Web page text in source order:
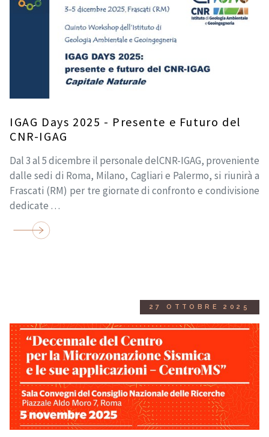
IGAG Days 2025 - Presente e Futuro del
CNR-IGAG
Dal 3 al 5 dicembre il personale delCNR-IGAG, proveniente
dalle sedi di Roma, Milano, Cagliari e Palermo, si riunirà a
Frascati (RM) per tre giornate di confronto e condivisione
dedicate …
27 OTTOBRE 2025